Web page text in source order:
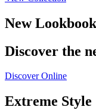
New Lookbook
Discover the
Discover Online
Extreme Style